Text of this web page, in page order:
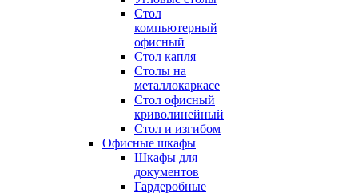
Стол
компьютерный
офисный
Стол капля
Столы на
металлокаркасе
Стол офисный
криволинейный
Стол и изгибом
Офисные шкафы
Шкафы для
документов
Гардеробные